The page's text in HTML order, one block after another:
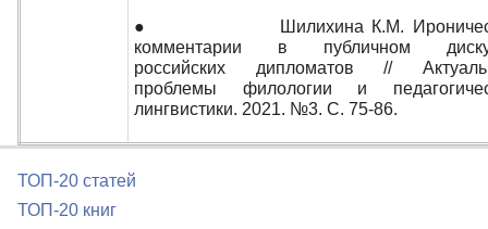
● Шилихина К.М.
комментарии в публичном
российских дипломатов //
проблемы филологии и
лингвистики. 2021. №3. С. 75-86.
ТОП-20 статей
ТОП-20 книг